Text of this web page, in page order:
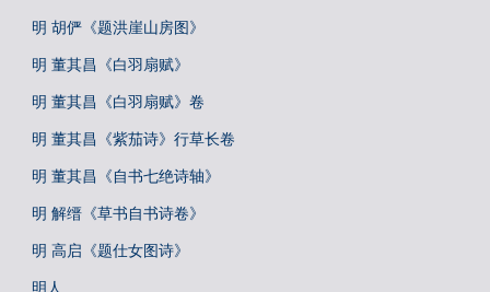
明 胡俨《题洪崖山房图》
明 董其昌《白羽扇赋》
明 董其昌《白羽扇赋》卷
明 董其昌《紫茄诗》行草长卷
明 董其昌《自书七绝诗轴》
明 解缙《草书自书诗卷》
明 高启《题仕女图诗》
明人